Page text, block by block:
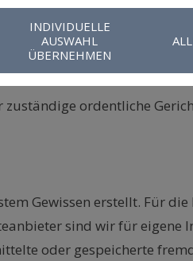
ordentliche
Gewissen erstellt. Für
sind wir für eigene
oder gespeicherte
INDIVIDUELLE
AUSWAHL
ÜBERNEHMEN